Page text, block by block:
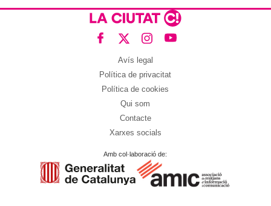
Avís legal
Política de privacitat
Política de cookies
Qui som
Contacte
Xarxes socials
Amb col·laboració de: